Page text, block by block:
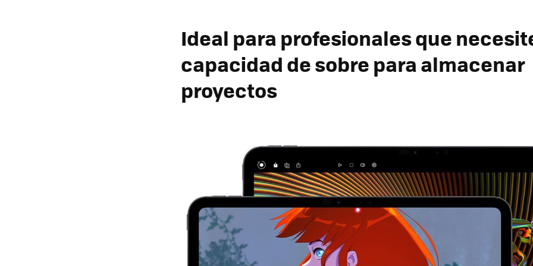
Ideal para profesionales que
capacidad de sobre para almacenar
proyectos